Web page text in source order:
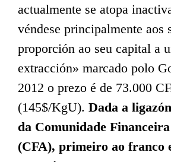
actualmente se atopa
véndese principalmente aos
proporción ao seu capital a
extracción» marcado polo
2012 o prezo é de 73.000
(145$/KgU). Dada a
da Comunidade
(CFA), primeiro ao franco